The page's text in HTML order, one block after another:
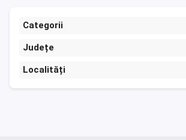
Categorii
Județe
Localități